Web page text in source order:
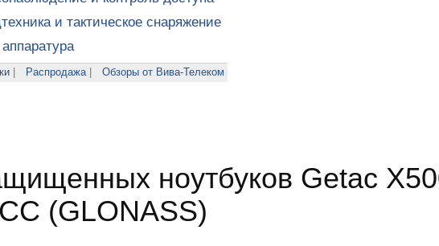
и тактическое снаряжение
Распродажа| Обзоры от Вива-Телеком
ноутбуков Getac
(GLONASS)